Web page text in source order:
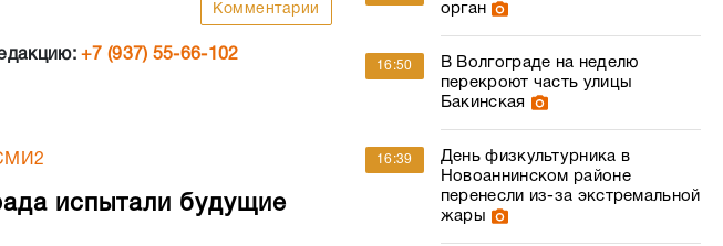
Комментарии
+7 (937) 55-66-102
испытали будущие
орган
16:50
В Волгограде на неделю
перекроют часть улицы
Бакинская
16:39
День физкультурника в
Новоаннинском районе
перенесли из-за экстремальной
жары